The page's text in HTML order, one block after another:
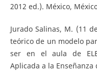
2012 ed.). México,
Jurado Salinas, M. (11
teórico de un modelo
ser en el aula de
Aplicada a la Enseñanza